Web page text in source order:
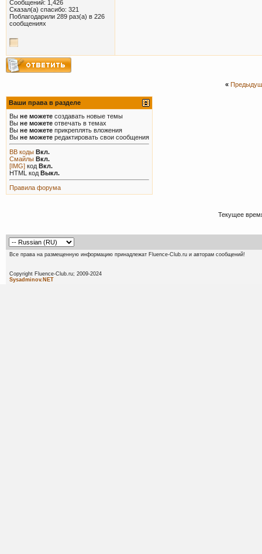
Сообщений: 1,426
Сказал(а) спасибо: 321
Поблагодарили 289 раз(а) в 226
сообщениях
«
Ваши права в разделе
Вы не можете создавать новые темы
Вы не можете отвечать в темах
Вы не можете прикреплять вложения
Вы не можете редактировать свои сообщения
BB коды Вкл.
Смайлы Вкл.
[IMG] код Вкл.
HTML код Выкл.
Правила форума
Текущее
Все права на размещенную информацию принадлежат Fluence-Club.ru и авторам сообщений!
Copyright Fluence-Club.ru;
Sysadminov.NET